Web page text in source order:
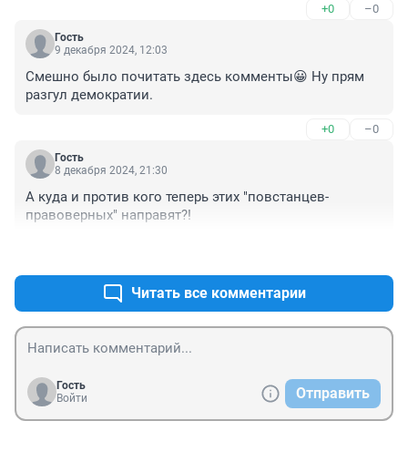
+0 –0
Гость
9 декабря 2024, 12:03
Смешно было почитать здесь комменты😀 Ну прям
разгул демократии.
+0 –0
Гость
8 декабря 2024, 21:30
А куда и против кого теперь этих "повстанцев-
правоверных" направят?!
Читать все комментарии
Гость
Войти
Отправить